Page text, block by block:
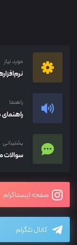
مورد نیاز
راهنما
راهنمای
پشتیبانی
سوالات
صفحه اینستاگرام
کانال تلگرام